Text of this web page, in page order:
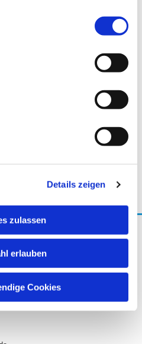
Details zeigen
zulassen
erlauben
Cookies
KG